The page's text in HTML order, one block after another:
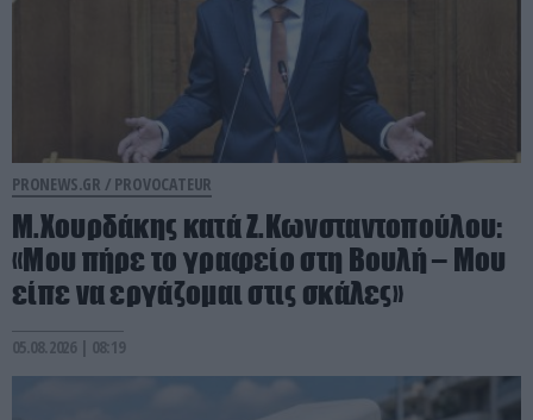
PRONEWS.GR / PROVOCATEUR
Μ.Χουρδάκης κατά Ζ.Κωνσταντοπούλου:
«Μου πήρε το γραφείο στη Βουλή – Μου
είπε να εργάζομαι στις σκάλες»
05.08.2026 | 08:19